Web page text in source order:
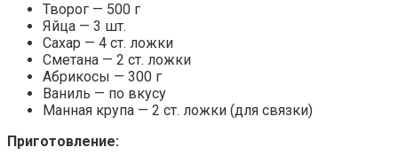
Творог — 500 г
Яйца — 3 шт.
Сахар — 4 ст. ложки
Сметана — 2 ст. ложки
Абрикосы — 300 г
Ваниль — по вкусу
Манная крупа — 2 ст. ложки (для связки)
Приготовление: